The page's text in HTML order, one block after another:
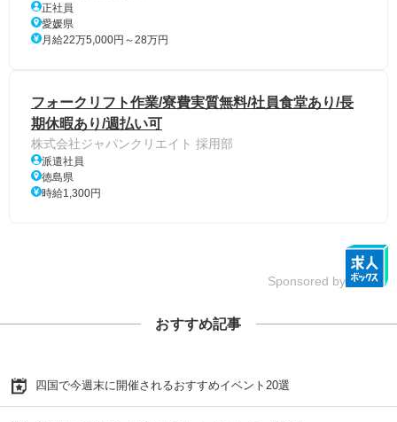
正社員
愛媛県
月給22万5,000円～28万円
フォークリフト作業/寮費実質無料/社員食堂あり/長
期休暇あり/週払い可
株式会社ジャパンクリエイト 採用部
派遣社員
徳島県
時給1,300円
Sponsored by
おすすめ記事
四国で今週末に開催されるおすすめイベント20選